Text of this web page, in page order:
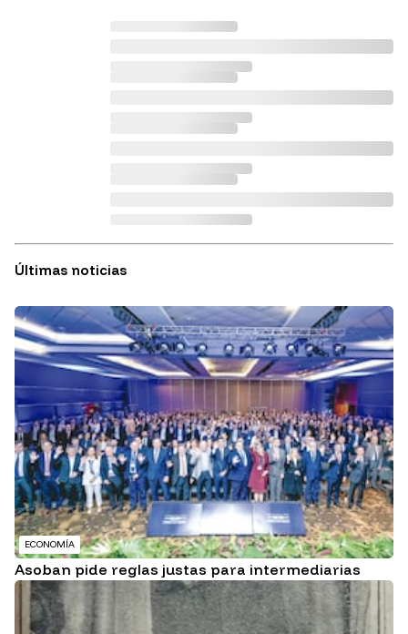
Últimas noticias
ECONOMÍA
Asoban pide reglas justas para intermediarias